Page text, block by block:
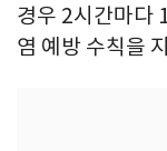
경우 2시간마다
염 예방 수칙을